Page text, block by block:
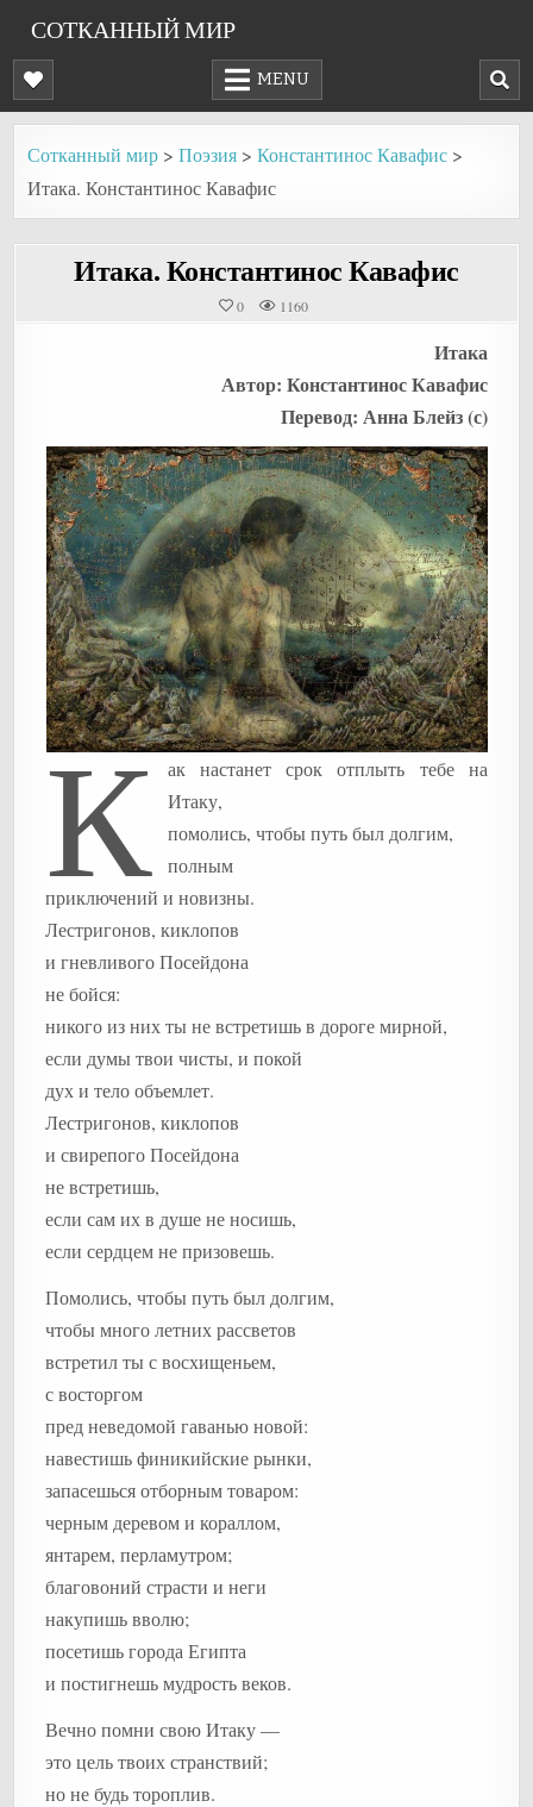
content
СОТКАННЫЙ МИР
MENU
Сотканный мир >Поэзия >Константинос Кавафис >
Итака. Константинос Кавафис
Итака. Константинос Кавафис
0 1160
Итака
Автор: Константинос Кавафис
Перевод: Анна Блейз (с)
К
ак настанет срок отплыть тебе на
Итаку,
помолись, чтобы путь был долгим,
полным
приключений и новизны.
Лестригонов, киклопов
и гневливого Посейдона
не бойся:
никого из них ты не встретишь в дороге мирной,
если думы твои чисты, и покой
дух и тело объемлет.
Лестригонов, киклопов
и свирепого Посейдона
не встретишь,
если сам их в душе не носишь,
если сердцем не призовешь.
Помолись, чтобы путь был долгим,
чтобы много летних рассветов
встретил ты с восхищеньем,
с восторгом
пред неведомой гаванью новой:
навестишь финикийские рынки,
запасешься отборным товаром:
черным деревом и кораллом,
янтарем, перламутром;
благовоний страсти и неги
накупишь вволю;
посетишь города Египта
и постигнешь мудрость веков.
Вечно помни свою Итаку —
это цель твоих странствий;
но не будь тороплив.